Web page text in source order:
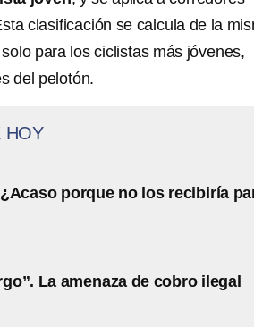
clasificación se calcula de la
para los ciclistas más jóvenes,
del pelotón.
HOY
porque no los recibiría
La amenaza de cobro ilegal